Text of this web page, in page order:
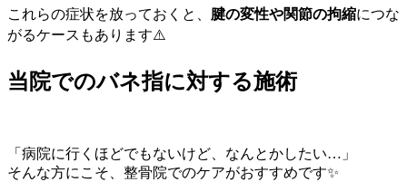
これらの症状を放っておくと、 腱の変性や関節の拘縮につな
がるケースもあります⚠️
当院でのバネ指に対する施術
「病院に行くほどでもないけど、なんとかしたい…」
そんな方にこそ、整骨院でのケアがおすすめです✨